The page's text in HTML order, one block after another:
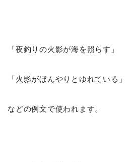
「夜釣りの火影が海を照らす」
「火影がぼんやりとゆれている」
などの例文で使われます。